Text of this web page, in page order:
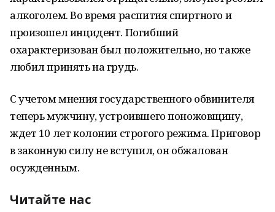
алкоголем. Во время распития спиртного и
произошел инцидент. Погибший
охарактеризован был положительно, но также
любил принять на грудь.
С учетом мнения государственного обвинителя
теперь мужчину, устроившего поножовщину,
ждет 10 лет колонии строгого режима. Приговор
в законную силу не вступил, он обжалован
осужденным.
Читайте нас